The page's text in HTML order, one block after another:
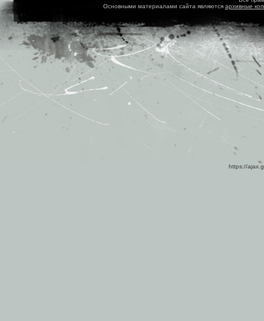
Основными материалами сайта являются архивные
https://